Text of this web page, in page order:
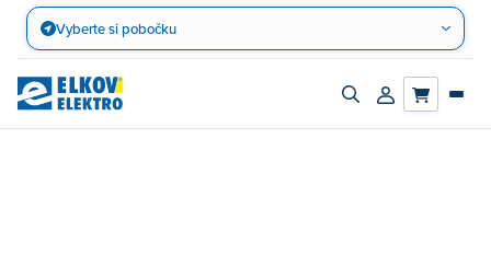
Přejít
obsah
Vyberte si pobočku
Zapnout/vypnout
Přihlásit/